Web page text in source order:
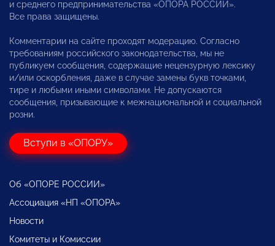
и среднего предпринимательства «ОПОРА РОССИИ».
Все права защищены.
Комментарии на сайте проходят модерацию. Согласно
требованиям российского законодательства, мы не
публикуем сообщения, содержащие нецензурную лексику
и/или оскорбления, даже в случае замены букв точками,
тире и любыми иными символами. Не допускаются
сообщения, призывающие к межнациональной и социальной
розни.
Вступи в «ОПОРУ»
Об «ОПОРЕ РОССИИ»
Ассоциация «НП «ОПОРА»
Новости
Комитеты и Комиссии